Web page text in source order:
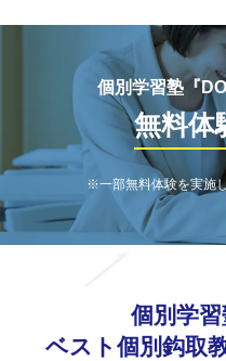
個別学習塾『
無料体
※一部無料体験を実施
個別学習
ベスト個別鈎取